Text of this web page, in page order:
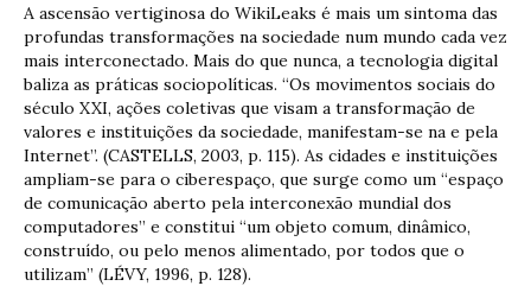
A ascensão vertiginosa do WikiLeaks é mais um sintoma das
profundas transformações na sociedade num mundo cada vez
mais interconectado. Mais do que nunca, a tecnologia digital
baliza as práticas sociopolíticas. “Os movimentos sociais do
século XXI, ações coletivas que visam a transformação de
valores e instituições da sociedade, manifestam-se na e pela
Internet”. (CASTELLS, 2003, p. 115). As cidades e instituições
ampliam-se para o ciberespaço, que surge como um “espaço
de comunicação aberto pela interconexão mundial dos
computadores” e constitui “um objeto comum, dinâmico,
construído, ou pelo menos alimentado, por todos que o
utilizam” (LÉVY, 1996, p. 128).